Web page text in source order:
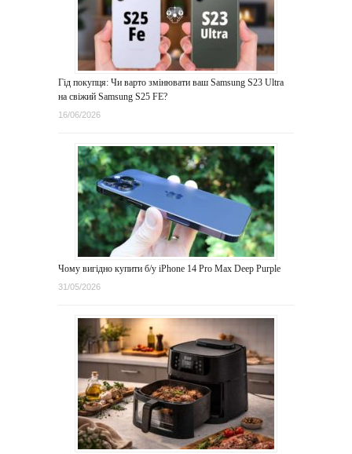
Гід покупця: Чи варто змінювати ваш Samsung S23 Ultra
на свіжий Samsung S25 FE?
16/06/2026
Чому вигідно купити б/у iPhone 14 Pro Max Deep Purple
31/05/2026